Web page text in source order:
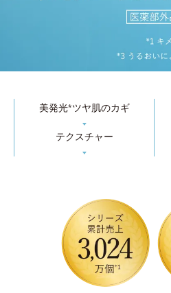
美発光*ツヤ肌のカギ
▼
テクスチャー
▼